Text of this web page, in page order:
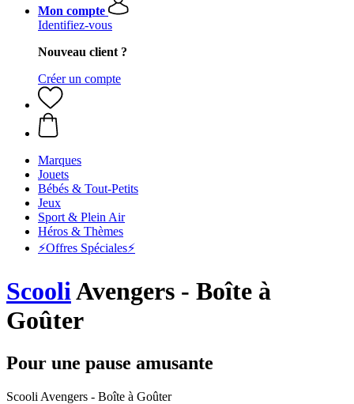
Mon compte
Identifiez-vous
Nouveau client ?
Créer un compte
Marques
Jouets
Bébés & Tout-Petits
Jeux
Sport & Plein Air
Héros & Thèmes
⚡️Offres Spéciales⚡️
ScooliAvengers - Boîte à
Goûter
Pour une pause amusante
Scooli Avengers - Boîte à Goûter